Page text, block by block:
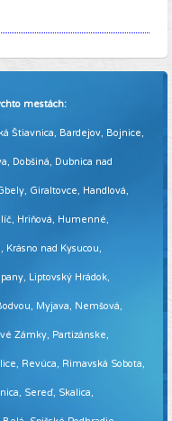
mestách:
Štiavnica, Bardejov, Bojnice,
Dobšiná, Dubnica nad
Giraltovce, Handlová,
Hriňová, Humenné,
Krásno nad Kysucou,
Liptovský Hrádok,
Myjava, Nemšová,
Zámky, Partizánske,
Revúca, Rimavská Sobota,
Sereď, Skalica,